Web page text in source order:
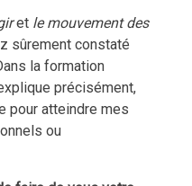
et le mouvement des
sûrement constaté
la formation
précisément,
pour atteindre mes
ou